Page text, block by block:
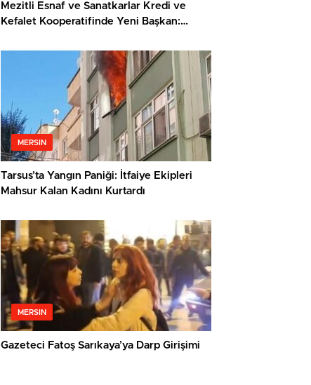
Mezitli Esnaf ve Sanatkarlar Kredi ve
Kefalet Kooperatifinde Yeni Başkan:
MERSIN
Tarsus’ta Yangın Paniği: İtfaiye Ekipleri
Mahsur Kalan Kadını Kurtardı
MERSIN
Gazeteci Fatoş Sarıkaya’ya Darp Girişimi